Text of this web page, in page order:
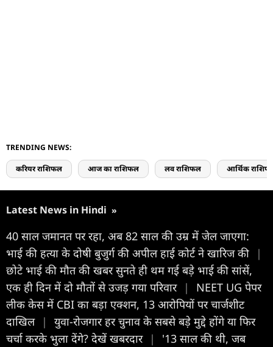
TRENDING NEWS:
करियर राशिफल आज का राशिफल लव राशिफल आर्थिक
Latest News in Hindi »
40 साल जमानत पर रहा, अब 82 साल की उम्र में जेल जाएगा:
भाई की हत्या के दोषी बुजुर्ग की अपील हाई कोर्ट ने खारिज की
|
छोटे भाई की मौत की खबर सुनते ही थम गई बड़े भाई की सांसें,
एक ही दिन में दो मौतों से उजड़ गया परिवार |
NEET UG पेपर
लीक केस में CBI का बड़ा एक्शन, 13 आरोपियों पर चार्जशीट
दाखिल |
युवा-रोजगार हर चुनाव के सबसे बड़े मुद्दे होंगे या फिर
चर्चा करके भुला देंगे? देखें खबरदार |
'13 साल की थी, जब